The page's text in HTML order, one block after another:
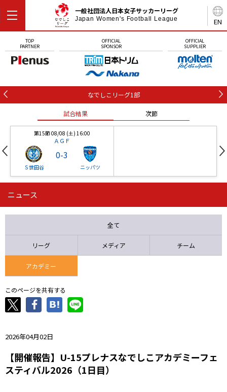
EN
一般社団法人日本女子サッカーリーグ
Japan Women's Football League
TOP
PARTNER
OFFICIAL
SPONSOR
OFFICIAL
SUPPLIER
なでしこリーグ1部
試合結果 次節
第15節 08/08 (土) 16:00
ＡＧＦ
Ｓ世田谷
0-3
ニッパツ
第16節 09/05 (土) 15:00
ニッパツ 石人の星
ニュース
全て
リーグ メディア チーム
アカデミー
このページを共有する
2026年04月02日
【開催報告】U-15プレナスなでしこアカデミーフェ
スティバル2026（1日目）